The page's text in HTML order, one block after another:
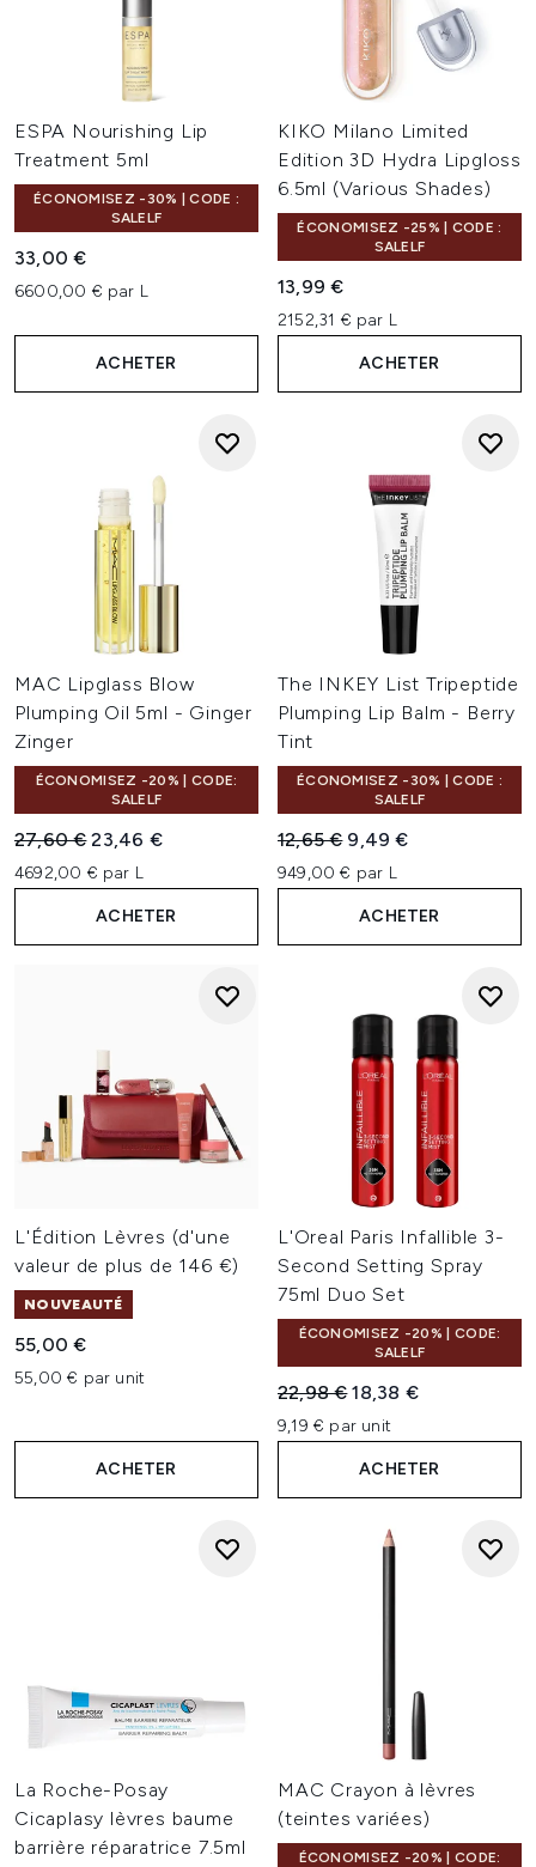
ESPA Nourishing Lip
Treatment 5ml
ÉCONOMISEZ -30% | CODE :
SALELF
33,00 €
6600,00 € par L
ACHETER
KIKO Milano Limited
Edition 3D Hydra Lipgloss
6.5ml (Various Shades)
ÉCONOMISEZ -25% | CODE :
SALELF
13,99 €
2152,31 € par L
ACHETER
MAC Lipglass Blow
Plumping Oil 5ml - Ginger
Zinger
ÉCONOMISEZ -20% | CODE:
SALELF
Prix de vente :
27,60 €Prix ​​actuel :
23,46 €
4692,00 € par L
ACHETER
The INKEY List Tripeptide
Plumping Lip Balm - Berry
Tint
ÉCONOMISEZ -30% | CODE :
SALELF
Prix de vente :
12,65 € Prix ​​actuel :
9,49 €
949,00 € par L
ACHETER
L'Édition Lèvres (d'une
valeur de plus de 146 €)
NOUVEAUTÉ
55,00 €
55,00 € par unit
ACHETER
L'Oreal Paris Infallible 3-
Second Setting Spray
75ml Duo Set
ÉCONOMISEZ -20% | CODE:
SALELF
Prix de vente :
22,98 €Prix ​​actuel :
18,38 €
9,19 € par unit
ACHETER
La Roche-Posay
Cicaplasy lèvres baume
barrière réparatrice 7.5ml
MAC Crayon à lèvres
(teintes variées)
ÉCONOMISEZ -20% | CODE: